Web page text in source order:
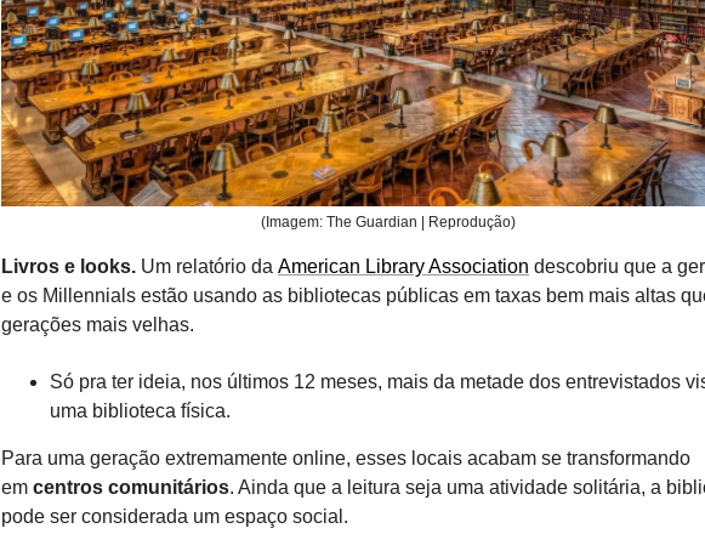
(Imagem: The Guardian | Reprodução)
Livros e looks. Um relatório da American Library Association descobriu que a
e os Millennials estão usando as bibliotecas públicas em taxas bem mais altas
gerações mais velhas.
Só pra ter ideia, nos últimos 12 meses, mais da metade dos entrevistados
uma biblioteca física.
Para uma geração extremamente online, esses locais acabam se transformando
em centros comunitários. Ainda que a leitura seja uma atividade solitária, a
pode ser considerada um espaço social.